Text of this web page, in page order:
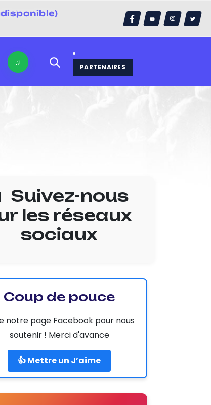
♫
PARTENAIRES
Suivez-nous
les réseaux
sociaux
Coup de pouce
notre page Facebook pour nous
soutenir ! Merci d'avance
👍 Mettre un J’aime